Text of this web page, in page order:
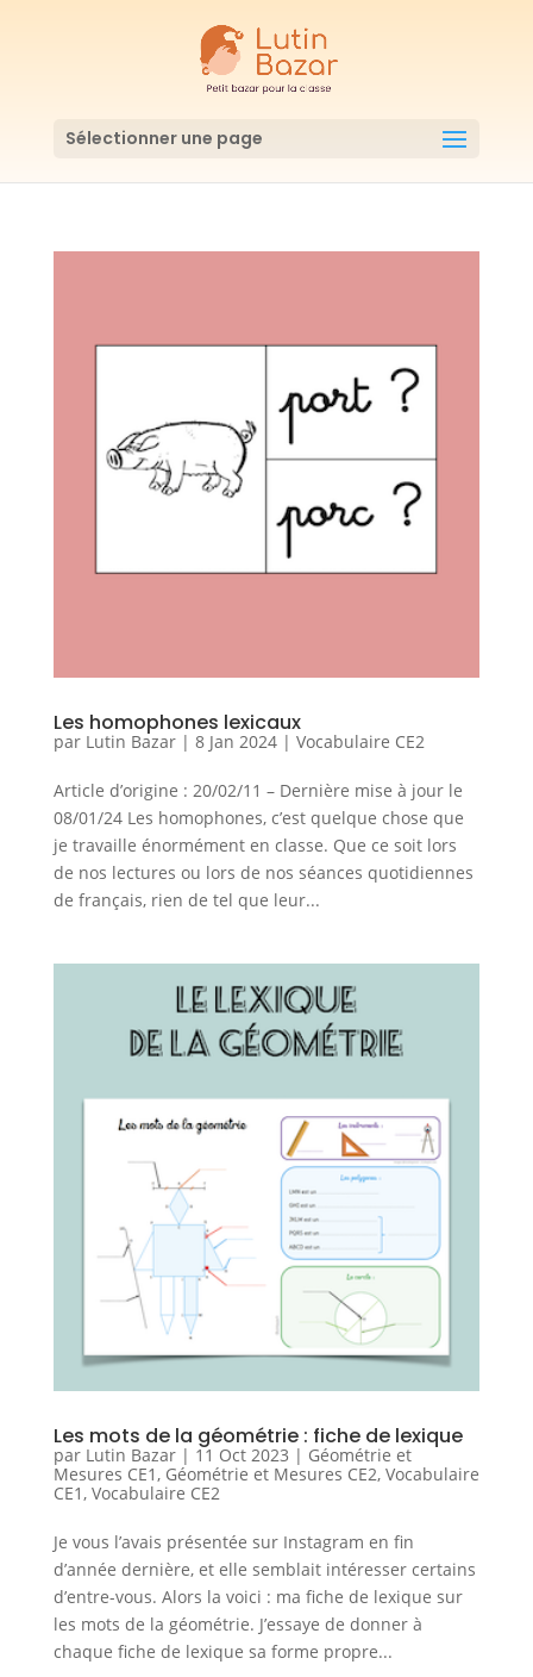
Sélectionner une page
Les homophones lexicaux
par Lutin Bazar| 8 Jan 2024| Vocabulaire CE2
Article d’origine : 20/02/11 – Dernière mise à jour le
08/01/24 Les homophones, c’est quelque chose que
je travaille énormément en classe. Que ce soit lors
de nos lectures ou lors de nos séances quotidiennes
de français, rien de tel que leur...
Les mots de la géométrie : fiche de lexique
par Lutin Bazar| 11 Oct 2023 | Géométrie et
Mesures CE1 , Géométrie et Mesures CE2, Vocabulaire
CE1 , Vocabulaire CE2
Je vous l’avais présentée sur Instagram en fin
d’année dernière, et elle semblait intéresser certains
d’entre-vous. Alors la voici : ma fiche de lexique sur
les mots de la géométrie. J’essaye de donner à
chaque fiche de lexique sa forme propre...